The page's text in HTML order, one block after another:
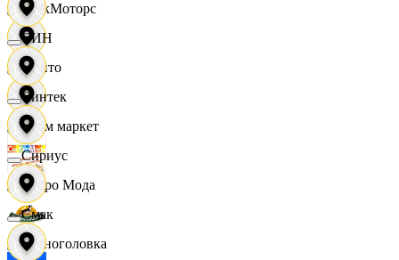
ТракМоторс
Фрито
Хоум маркет
Цетро Мода
Черноголовка
СИН
Синтек
Сириус
Смак